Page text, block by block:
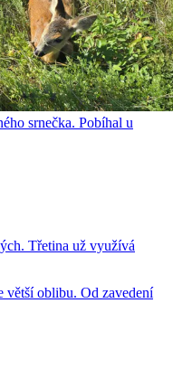
srnečka. Pobíhal u
Třetina už využívá
větší oblibu. Od zavedení